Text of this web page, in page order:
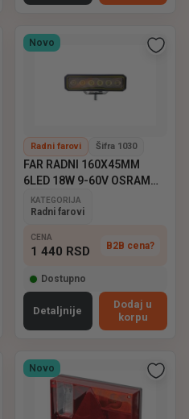
Novo
Radni farovi Šifra 1030
FAR RADNI 160X45MM
6LED 18W 9-60V OSRAM
EMARK
KATEGORIJA
Radni farovi
CENA
1 440 RSD B2B cena?
Dostupno
Detaljnije
Dodaj u
korpu
Novo